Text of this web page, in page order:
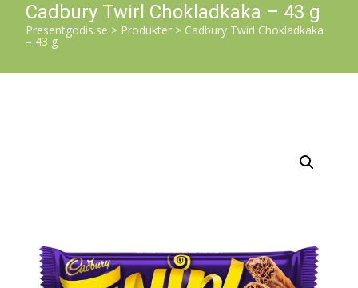
Cadbury Twirl Chokladkaka – 43 g
Presentgodis.se > Produkter > Cadbury Twirl Chokladkaka
– 43 g